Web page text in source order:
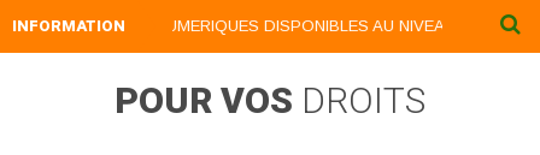
INFORMATION
NOS LIVRES NUMERIQUES DISPONIBLES AU NIVEAU DU MENU
POUR VOS DROITS